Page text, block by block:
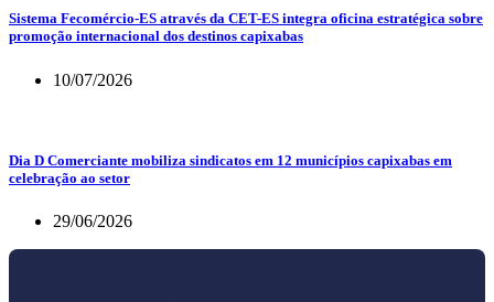
Sistema Fecomércio-ES através da CET-ES integra oficina estratégica sobre
promoção internacional dos destinos capixabas
10/07/2026
Dia D Comerciante mobiliza sindicatos em 12 municípios capixabas em
celebração ao setor
29/06/2026